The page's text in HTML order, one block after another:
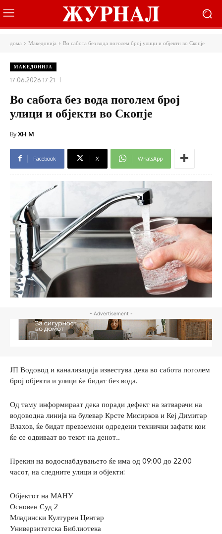
дома Македонија Во сабота без вода поголем број улици и објекти во Скопје
МАКЕДОНИЈА
17.06.2026 17:21
Во сабота без вода поголем број
улици и објекти во Скопје
ByXH M
Facebook X WhatsApp
- Advertisement -
ЈП Водовод и канализација известува дека во сабота поголем
број објекти и улици ќе бидат без вода.
Од таму информираат дека поради дефект на затварачи на
водоводна линија на булевар Крсте Мисирков и Кеј Димитар
Влахов, ќе бидат превземени одредени технички зафати кои
ќе се одвиваат во текот на денот..
Прекин на водоснабдувањето ќе има од 09:00 до 22:00
часот, на следните улици и објекти:
Објектот на МАНУ
Основен Суд 2
Младински Културен Центар
Универзитетска Библиотека